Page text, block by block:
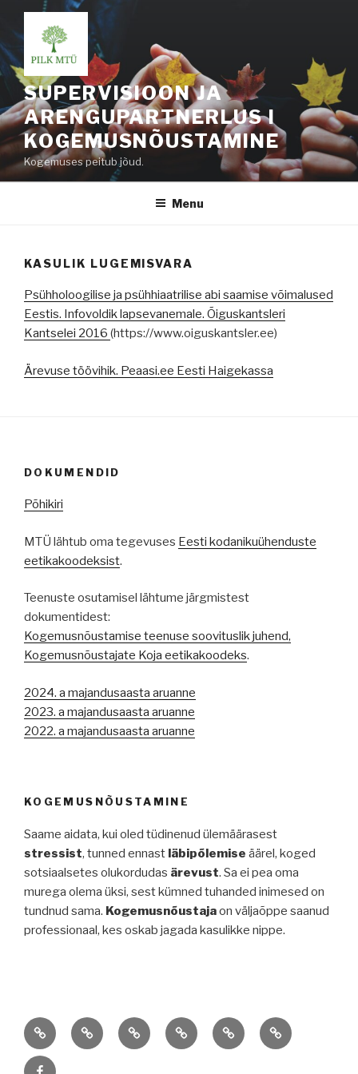
content
SUPERVISIOON JA
ARENGUPARTNERLUS I
KOGEMUSNÕUSTAMINE
Kogemuses peitub jõud.
Menu
KASULIK LUGEMISVARA
Psühholoogilise ja psühhiaatrilise abi saamise võimalused
Eestis. Infovoldik lapsevanemale. Õiguskantsleri
Kantselei 2016 (https://www.oiguskantsler.ee)
Ärevuse töövihik. Peaasi.ee Eesti Haigekassa
DOKUMENDID
Põhikiri
MTÜ lähtub oma tegevuses Eesti kodanikuühenduste
eetikakoodeksist.
Teenuste osutamisel lähtume järgmistest
dokumentidest:
Kogemusnõustamise teenuse soovituslik juhend,
Kogemusnõustajate Koja eetikakoodeks.
2024. a majandusaasta aruanne
2023. a majandusaasta aruanne
2022. a majandusaasta aruanne
KOGEMUSNÕUSTAMINE
Saame aidata, kui oled tüdinenud ülemäärasest
stressist, tunned ennast läbipõlemise äärel, koged
sotsiaalsetes olukordudas ärevust. Sa ei pea oma
murega olema üksi, sest kümned tuhanded inimesed on
tundnud sama. Kogemusnõustajaon väljaõppe saanud
professionaal, kes oskab jagada kasulikke nippe.
Supervisioon
ja
kovisioon
Kogemusnõustamine
HinnakiriVõta
ühendust
Privaatsuspoliitika
Artiklid
FB